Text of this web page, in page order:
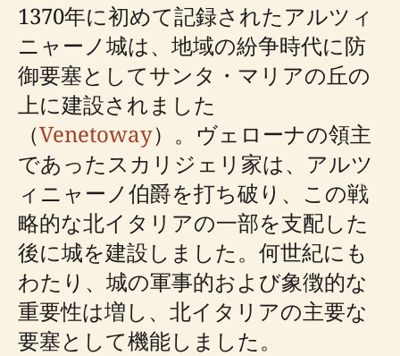
1370年に初めて記録されたアルツィ
ニャーノ城は、地域の紛争時代に防
御要塞としてサンタ・マリアの丘の
上に建設されました
（Venetoway）。ヴェローナの領主
であったスカリジェリ家は、アルツ
ィニャーノ伯爵を打ち破り、この戦
略的な北イタリアの一部を支配した
後に城を建設しました。何世紀にも
わたり、城の軍事的および象徴的な
重要性は増し、北イタリアの主要な
要塞として機能しました。